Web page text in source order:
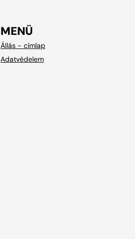
MENÜ
Állás - címlap
Adatvédelem